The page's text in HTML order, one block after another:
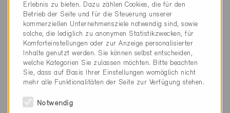
0,611 W/m2K
U-Wert Türe
1.2 W/m²K
U-Wert Verglasung
0,70 W/m2K
Einsatzbereich
Erlebnis zu bieten. Dazu zählen Cookies, die für den
Betrieb der Seite und für die Steuerung unserer
kommerziellen Unternehmensziele notwendig sind, sowie
solche, die lediglich zu anonymen Statistikzwecken, für
Komforteinstellungen oder zur Anzeige personalisierter
Inhalte genutzt werden. Sie können selbst entscheiden,
welche Kategorien Sie zulassen möchten. Bitte beachten
Sie, dass auf Basis Ihrer Einstellungen womöglich nicht
mehr alle Funktionalitäten der Seite zur Verfügung stehen.
Notwendig